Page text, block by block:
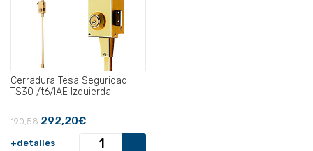
Cerradura Tesa Seguridad
TS30 /t6/IAE Izquierda.
190,58 292,20€
+detalles